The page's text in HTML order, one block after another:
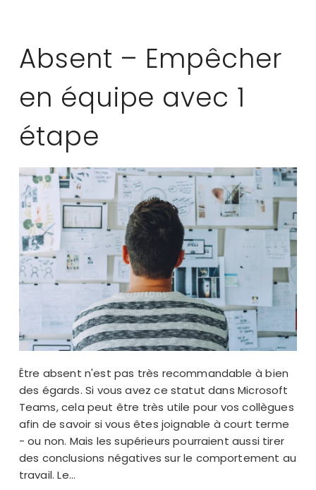
Absent – Empêcher
en équipe avec 1
étape
Être absent n'est pas très recommandable à bien
des égards. Si vous avez ce statut dans Microsoft
Teams, cela peut être très utile pour vos collègues
afin de savoir si vous êtes joignable à court terme
- ou non. Mais les supérieurs pourraient aussi tirer
des conclusions négatives sur le comportement au
travail. Le...